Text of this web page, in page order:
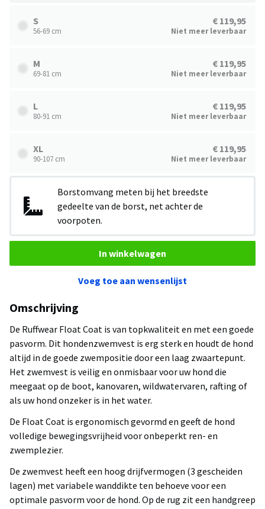
S
56-69 cm
€ 119,95
Niet meer leverbaar
M
69-81 cm
€ 119,95
Niet meer leverbaar
L
80-91 cm
€ 119,95
Niet meer leverbaar
XL
90-107 cm
€ 119,95
Niet meer leverbaar
Borstomvang meten bij het breedste
gedeelte van de borst, net achter de
voorpoten.
In winkelwagen
Voeg toe aan wensenlijst
Omschrijving
De Ruffwear Float Coat is van topkwaliteit en met een goede
pasvorm. Dit hondenzwemvest is erg sterk en houdt de hond
altijd in de goede zwempositie door een laag zwaartepunt.
Het zwemvest is veilig en onmisbaar voor uw hond die
meegaat op de boot, kanovaren, wildwatervaren, rafting of
als uw hond onzeker is in het water.
De Float Coat is ergonomisch gevormd en geeft de hond
volledige bewegingsvrijheid voor onbeperkt ren- en
zwemplezier.
De zwemvest heeft een hoog drijfvermogen (3 gescheiden
lagen) met variabele wanddikte ten behoeve voor een
optimale pasvorm voor de hond. Op de rug zit een handgreep